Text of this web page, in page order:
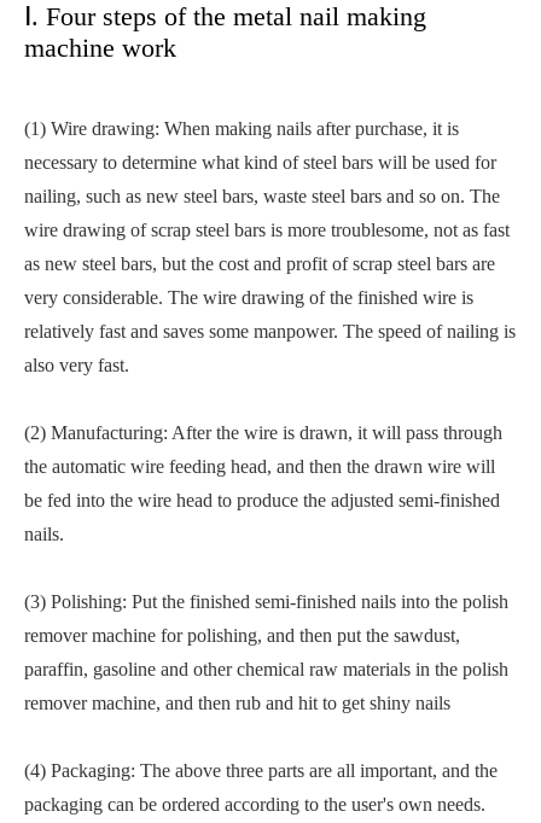
Ⅰ. Four steps of the metal nail making
machine work
(1) Wire drawing: When making nails after purchase, it is
necessary to determine what kind of steel bars will be used for
nailing, such as new steel bars, waste steel bars and so on. The
wire drawing of scrap steel bars is more troublesome, not as fast
as new steel bars, but the cost and profit of scrap steel bars are
very considerable. The wire drawing of the finished wire is
relatively fast and saves some manpower. The speed of nailing is
also very fast.
(2) Manufacturing: After the wire is drawn, it will pass through
the automatic wire feeding head, and then the drawn wire will
be fed into the wire head to produce the adjusted semi-finished
nails.
(3) Polishing: Put the finished semi-finished nails into the polish
remover machine for polishing, and then put the sawdust,
paraffin, gasoline and other chemical raw materials in the polish
remover machine, and then rub and hit to get shiny nails
(4) Packaging: The above three parts are all important, and the
packaging can be ordered according to the user's own needs.